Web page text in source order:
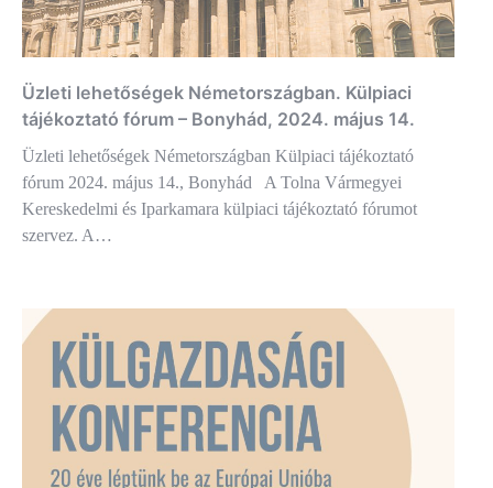
Üzleti lehetőségek Németországban. Külpiaci
tájékoztató fórum – Bonyhád, 2024. május 14.
Üzleti lehetőségek Németországban Külpiaci tájékoztató
fórum 2024. május 14., Bonyhád A Tolna Vármegyei
Kereskedelmi és Iparkamara külpiaci tájékoztató fórumot
szervez. A…